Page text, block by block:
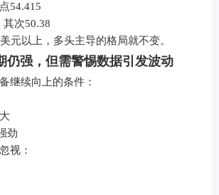
54.415
其次50.38
元以上，多头主导的格局就不变。
仍强，但需警惕数据引发波动
继续向上的条件：
劲
视：